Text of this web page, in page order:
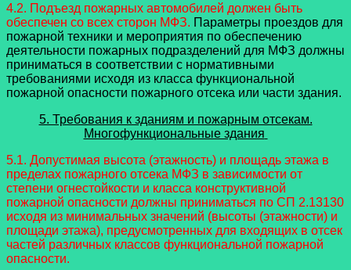
4.2. Подъезд пожарных автомобилей должен быть
обеспечен со всех сторон МФЗ. Параметры проездов для
пожарной техники и мероприятия по обеспечению
деятельности пожарных подразделений для МФЗ должны
приниматься в соответствии с нормативными
требованиями исходя из класса функциональной
пожарной опасности пожарного отсека или части здания.
5. Требования к зданиям и пожарным отсекам.
Многофункциональные здания
5.1. Допустимая высота (этажность) и площадь этажа в
пределах пожарного отсека МФЗ в зависимости от
степени огнестойкости и класса конструктивной
пожарной опасности должны приниматься по СП 2.13130
исходя из минимальных значений (высоты (этажности) и
площади этажа), предусмотренных для входящих в отсек
частей различных классов функциональной пожарной
опасности.